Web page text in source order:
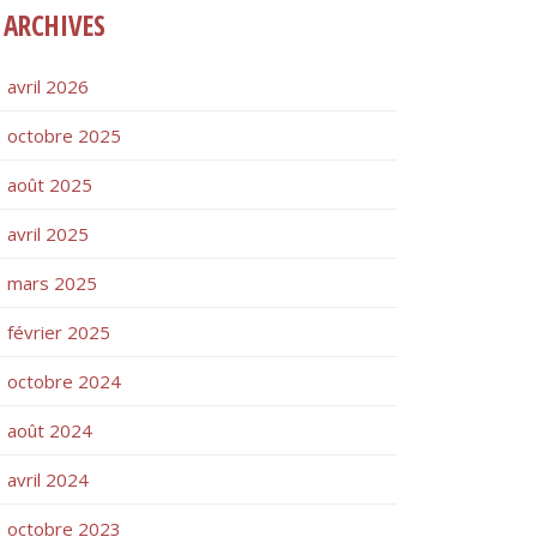
ARCHIVES
avril 2026
octobre 2025
août 2025
avril 2025
mars 2025
février 2025
octobre 2024
août 2024
avril 2024
octobre 2023